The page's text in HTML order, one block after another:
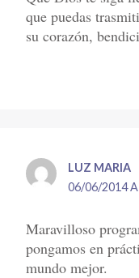
que puedas
su corazón,
LUZ MARIA
06/06/2014
Maravilloso
pongamos en
mundo mejor.